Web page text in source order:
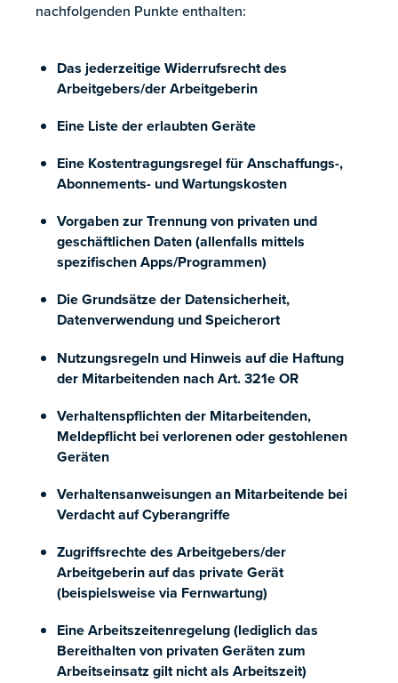
nachfolgenden Punkte enthalten:
Das jederzeitige Widerrufsrecht des
Arbeitgebers/der Arbeitgeberin
Eine Liste der erlaubten Geräte
Eine Kostentragungsregel für Anschaffungs-,
Abonnements- und Wartungskosten
Vorgaben zur Trennung von privaten und
geschäftlichen Daten (allenfalls mittels
spezifischen Apps/Programmen)
Die Grundsätze der Datensicherheit,
Datenverwendung und Speicherort
Nutzungsregeln und Hinweis auf die Haftung
der Mitarbeitenden nach Art. 321e OR
Verhaltenspflichten der Mitarbeitenden,
Meldepflicht bei verlorenen oder gestohlenen
Geräten
Verhaltensanweisungen an Mitarbeitende bei
Verdacht auf Cyberangriffe
Zugriffsrechte des Arbeitgebers/der
Arbeitgeberin auf das private Gerät
(beispielsweise via Fernwartung)
Eine Arbeitszeitenregelung (lediglich das
Bereithalten von privaten Geräten zum
Arbeitseinsatz gilt nicht als Arbeitszeit)